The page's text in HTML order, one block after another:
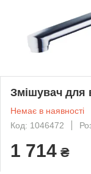
Змішувач для
Немає в наявності
Код: 1046472
1 714 ₴